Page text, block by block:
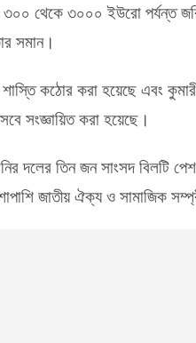
থেকে ৩০০০ ইউরো পর্যন্ত
সমান।
কঠোর করা হয়েছে এবং
সংজ্ঞায়িত করা হয়েছে।
দলের তিন জন সাংসদ বিলটি
জাতীয় ঐক্য ও সামাজিক